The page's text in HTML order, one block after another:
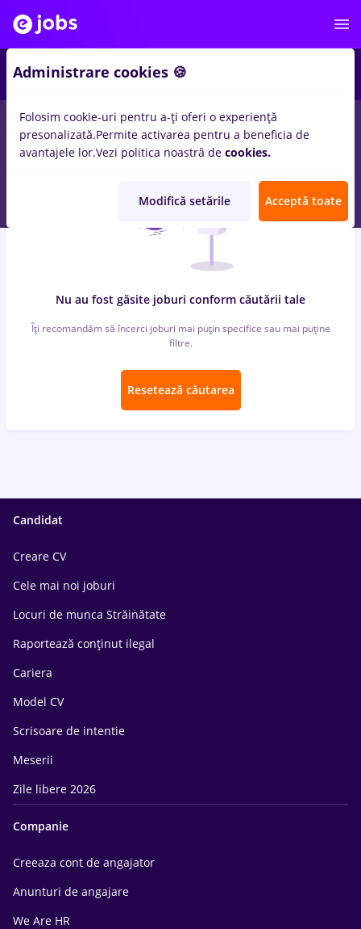
locuri de muncaastaldi in Cluj-NapocainBanci
Nu au fost găsite joburi conform căutării tale
Îți recomandăm să încerci joburi mai puțin specifice sau mai puține
filtre.
Resetează căutarea
Candidat
Creare CV
Cele mai noi joburi
Locuri de munca Străinătate
Raportează conținut ilegal
Cariera
Model CV
Scrisoare de intentie
Meserii
Zile libere 2026
Companie
Creeaza cont de angajator
Anunturi de angajare
We Are HR
Administrare cookies 🍪
Folosim cookie-uri pentru a-ți oferi o experiență
presonalizată.Permite activarea pentru a beneficia de
avantajele lor.Vezi politica noastră de cookies.
Modifică setările Acceptă toate